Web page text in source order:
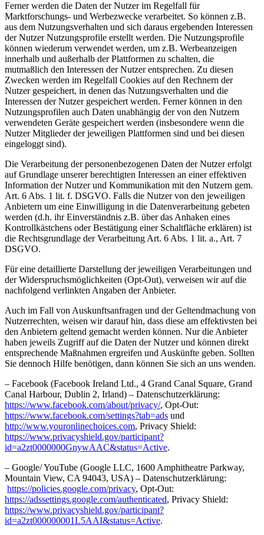
Ferner werden die Daten der Nutzer im Regelfall für
Marktforschungs- und Werbezwecke verarbeitet. So können z.B.
aus dem Nutzungsverhalten und sich daraus ergebenden Interessen
der Nutzer Nutzungsprofile erstellt werden. Die Nutzungsprofile
können wiederum verwendet werden, um z.B. Werbeanzeigen
innerhalb und außerhalb der Plattformen zu schalten, die
mutmaßlich den Interessen der Nutzer entsprechen. Zu diesen
Zwecken werden im Regelfall Cookies auf den Rechnern der
Nutzer gespeichert, in denen das Nutzungsverhalten und die
Interessen der Nutzer gespeichert werden. Ferner können in den
Nutzungsprofilen auch Daten unabhängig der von den Nutzern
verwendeten Geräte gespeichert werden (insbesondere wenn die
Nutzer Mitglieder der jeweiligen Plattformen sind und bei diesen
eingeloggt sind).
Die Verarbeitung der personenbezogenen Daten der Nutzer erfolgt
auf Grundlage unserer berechtigten Interessen an einer effektiven
Information der Nutzer und Kommunikation mit den Nutzern gem.
Art. 6 Abs. 1 lit. f. DSGVO. Falls die Nutzer von den jeweiligen
Anbietern um eine Einwilligung in die Datenverarbeitung gebeten
werden (d.h. ihr Einverständnis z.B. über das Anhaken eines
Kontrollkästchens oder Bestätigung einer Schaltfläche erklären) ist
die Rechtsgrundlage der Verarbeitung Art. 6 Abs. 1 lit. a., Art. 7
DSGVO.
Für eine detaillierte Darstellung der jeweiligen Verarbeitungen und
der Widerspruchsmöglichkeiten (Opt-Out), verweisen wir auf die
nachfolgend verlinkten Angaben der Anbieter.
Auch im Fall von Auskunftsanfragen und der Geltendmachung von
Nutzerrechten, weisen wir darauf hin, dass diese am effektivsten bei
den Anbietern geltend gemacht werden können. Nur die Anbieter
haben jeweils Zugriff auf die Daten der Nutzer und können direkt
entsprechende Maßnahmen ergreifen und Auskünfte geben. Sollten
Sie dennoch Hilfe benötigen, dann können Sie sich an uns wenden.
– Facebook (Facebook Ireland Ltd., 4 Grand Canal Square, Grand
Canal Harbour, Dublin 2, Irland) – Datenschutzerklärung:
https://www.facebook.com/about/privacy/, Opt-Out:
https://www.facebook.com/settings?tab=ads und
http://www.youronlinechoices.com, Privacy Shield:
https://www.privacyshield.gov/participant?
id=a2zt0000000GnywAAC&status=Active.
– Google/ YouTube (Google LLC, 1600 Amphitheatre Parkway,
Mountain View, CA 94043, USA) – Datenschutzerklärung:
https://policies.google.com/privacy, Opt-Out:
https://adssettings.google.com/authenticated, Privacy Shield:
https://www.privacyshield.gov/participant?
id=a2zt000000001L5AAI&status=Active.